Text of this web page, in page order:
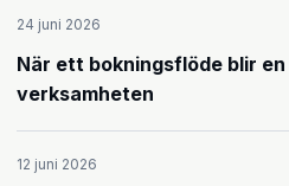
24 juni 2026
När ett bokningsflöde blir en
verksamheten
12 juni 2026